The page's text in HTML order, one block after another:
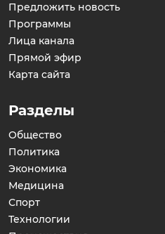
Предложить новость
Программы
Лица канала
Прямой эфир
Карта сайта
Разделы
Общество
Политика
Экономика
Медицина
Спорт
Технологии